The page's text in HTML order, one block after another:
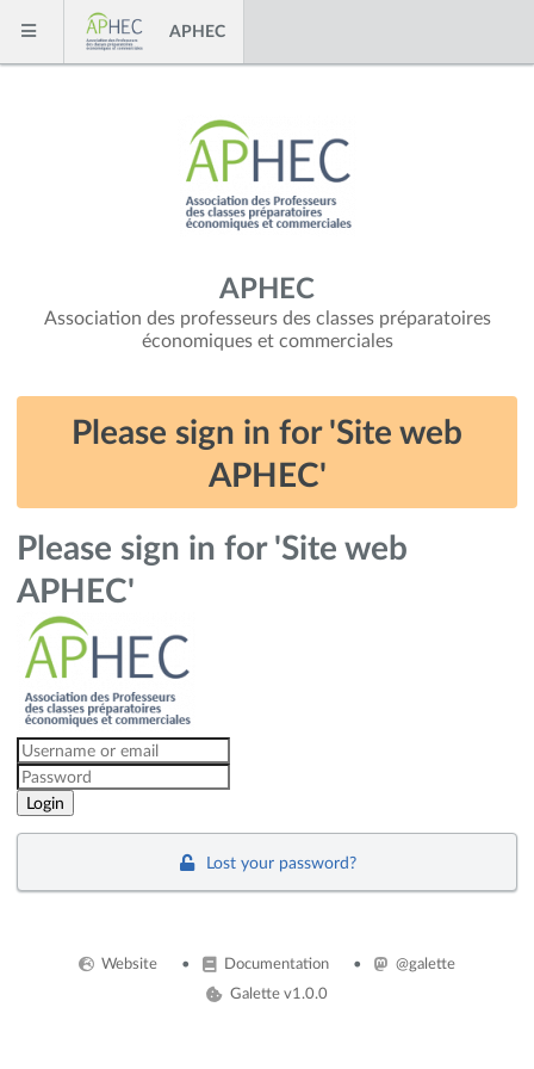
Skip to content
Menu
APHEC
APHEC
Association des professeurs des classes préparatoires
économiques et commerciales
Please sign in for 'Site web
APHEC'
Please sign in for 'Site web
APHEC'
Lost your password?
Website Documentation
@galette
Galette v1.0.0